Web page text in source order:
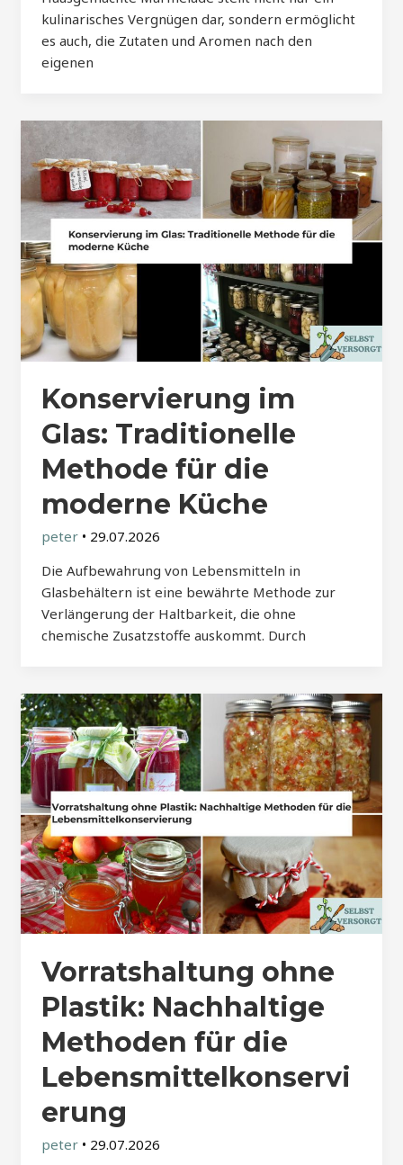
kulinarisches Vergnügen dar, sondern ermöglicht
es auch, die Zutaten und Aromen nach den
eigenen
Konservierung im
Glas: Traditionelle
Methode für die
moderne Küche
peter • 29.07.2026
Die Aufbewahrung von Lebensmitteln in
Glasbehältern ist eine bewährte Methode zur
Verlängerung der Haltbarkeit, die ohne
chemische Zusatzstoffe auskommt. Durch
Vorratshaltung ohne
Plastik: Nachhaltige
Methoden für die
Lebensmittelkonservi
erung
peter • 29.07.2026